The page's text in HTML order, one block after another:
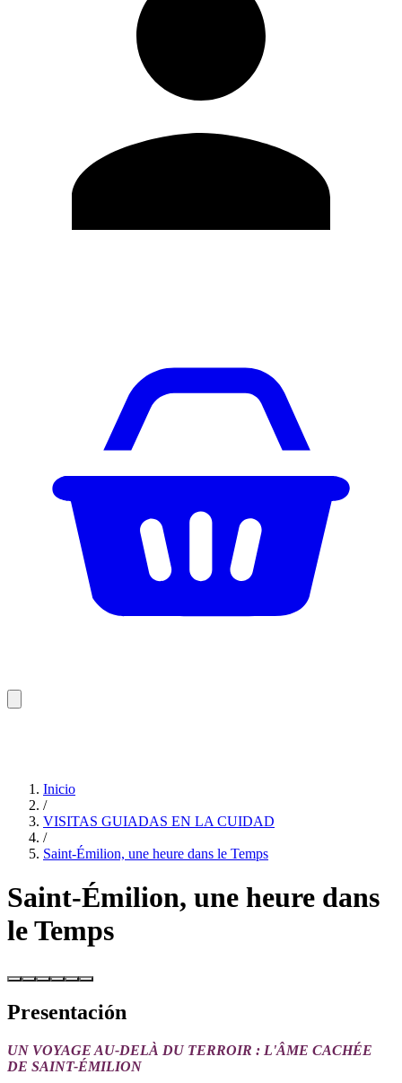
Inicio
/
VISITAS GUIADAS EN LA CUIDAD
/
Saint-Émilion, une heure dans le Temps
Saint-Émilion, une heure dans
le Temps
Presentación
UN VOYAGE AU-DELÀ DU TERROIR : L'ÂME CACHÉE
DE SAINT-ÉMILION